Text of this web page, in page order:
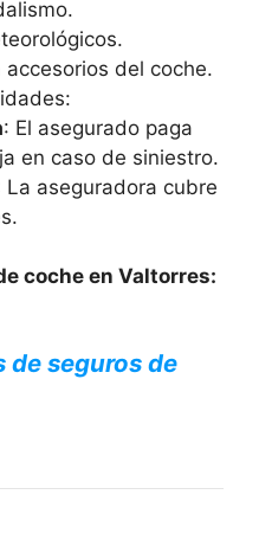
del coche.
: El asegurado paga
en caso de siniestro.
La aseguradora cubre
coche en Valtorres:
de seguros de